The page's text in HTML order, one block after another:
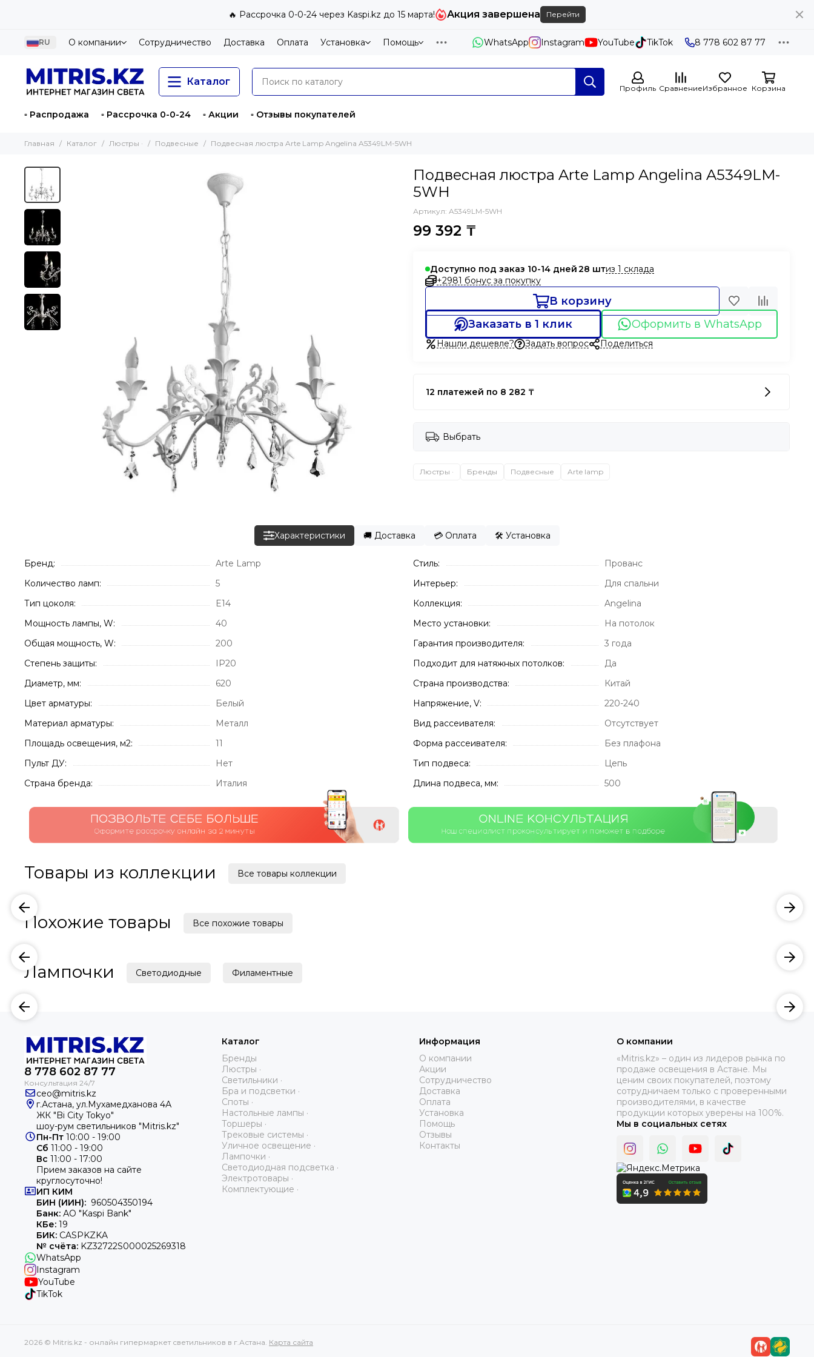
🔥 Рассрочка 0-0-24 через Kaspi.kz до 15 марта! Акция завершена Перейти
RU О компании Сотрудничество Доставка Оплата Установка Помощь WhatsApp Instagram YouTube TikTok 8 ‪778 602 87 77
Каталог
Профиль СравнениеИзбранное Корзина
▫️ Распродажа ▫️ Рассрочка 0-0-24 ▫️ Акции ▫️ Отзывы покупателей
Главная Каталог Люстры · Подвесные Подвесная люстра Arte Lamp Angelina A5349LM-5WH
Подвесная люстра Arte Lamp Angelina A5349LM-
5WH
Артикул: A5349LM-5WH
99 392 ₸
Доступно под заказ 10-14 дней28
из 1 склада
+2981 бонус за покупку
В корзину
Заказать в 1 клик
Оформить в WhatsApp
Нашли дешевле? Задать вопрос Поделиться
12 платежей по 8 282 ₸
Выбрать
Люстры · Бренды Подвесные Arte lamp
Характеристики 🚚 Доставка 💳 Оплата 🛠️ Установка
Бренд:
Arte Lamp
Количество ламп:
5
Тип цоколя:
E14
Мощность лампы, W:
40
Общая мощность, W:
200
Степень защиты:
IP20
Диаметр, мм:
620
Цвет арматуры:
Белый
Материал арматуры:
Металл
Площадь освещения, м2:
11
Пульт ДУ:
Нет
Страна бренда:
Италия
Стиль:
Прованс
Интерьер:
Для спальни
Коллекция:
Angelina
Место установки:
На потолок
Гарантия производителя:
3 года
Подходит для натяжных потолков:
Да
Страна производства:
Китай
Напряжение, V:
220-240
Вид рассеивателя:
Отсутствует
Форма рассеивателя:
Без плафона
Тип подвеса:
Цепь
Длина подвеса, мм:
500
Товары из коллекции Все товары коллекции
Похожие товары Все похожие товары
Лампочки Светодиодные Филаментные
8 ‪778 602 87 77
ceo@mitris.kz
г.Астана, ул.Мухамедханова 4А
ЖК "Bi City Tokyo"
шоу-рум светильников "Mitris.kz"
Пн-Пт 10:00 - 19:00
Сб 11:00 - 19:00
Вс 11:00 - 17:00
Прием заказов на сайте
круглосуточно!
ИП КИМ
БИН (ИИН): 960504350194
Банк: АО "Kaspi Bank"
КБе: 19
БИК: CASPKZKA
№ счёта: KZ32722S000025269318
WhatsApp
Instagram
YouTube
TikTok
Каталог
Бренды
Люстры ·
Светильники ·
Бра и подсветки ·
Споты ·
Настольные лампы ·
Торшеры ·
Трековые системы ·
Уличное освещение ·
Лампочки ·
Светодиодная подсветка ·
Электротовары ·
Комплектующие ·
Информация
О компании
Акции
Сотрудничество
Доставка
Оплата
Установка
Помощь
Отзывы
Контакты
О компании
«Mitris.kz» – один из лидеров рынка по
продаже освещения в Астане. Мы
ценим своих покупателей, поэтому
сотрудничаем только с проверенными
производителями, в качестве
продукции которых уверены на 100%.
Мы в социальных сетях
2026 © Mitris.kz - онлайн гипермаркет светильников в г.Астана. Карта сайта